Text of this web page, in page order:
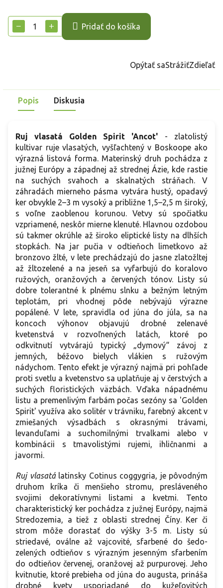
cena:
+
− Pridať do košíka
Opýtať saStrážiťZdieľať
Popis Diskusia
Ruj vlasatá Golden Spirit 'Ancot' - zlatolistý
kultivar ruje vlasatých, vyšľachtený v Boskoope ako
výrazná listová forma. Materinský druh pochádza z
južnej Európy a západnej až strednej Ázie, kde rastie
na suchých svahoch a skalnatých stráňach. V
záhradách mierneho pásma vytvára hustý, opadavý
ker obvykle 2–3 m vysoký a približne 1,5–2,5 m široký,
s voľne zaoblenou korunou. Vetvy sú spočiatku
vzpriamené, neskôr mierne klenuté. Hlavnou ozdobou
sú takmer okrúhle až široko eliptické listy na dlhších
stopkách. Na jar pučia v odtieňoch limetkovo až
bronzovo žlté, v lete prechádzajú do jasne zlatožltej
až žltozelené a na jeseň sa vyfarbujú do koralovo
ružových, oranžových a červených tónov. Listy sú
dobre tolerantné k plnému slnku a bežným letným
teplotám, pri vhodnej pôde nebývajú výrazne
popálené. V lete, spravidla od júna do júla, sa na
koncoch výhonov objavujú drobné zelenavé
kvetenstvá v rozvoľnených latách, ktoré po
odkvitnutí vytvárajú typický „dymový“ závoj z
jemných, béžovo bielych vlákien s ružovým
nádychom. Tento efekt je výrazný najmä pri pohľade
proti svetlu a kvetenstvo sa uplatňuje aj v čerstvých a
suchých floristických väzbách. Vďaka nápadnému
listu a premenlivým farbám počas sezóny sa 'Golden
Spirit' využíva ako solitér v trávniku, farebný akcent v
zmiešaných výsadbách s okrasnými trávami,
levanduľami a suchomilnými trvalkami alebo v
kombinácii s tmavolistými rujemi, ihličnanmi a
javormi.
Ruj vlasatálatinsky Cotinus coggygria, je pôvodným
druhom kríka či menšieho stromu, presláveného
svojimi dekoratívnymi listami a kvetmi. Tento
charakteristický ker pochádza z južnej Európy, najmä
Stredozemia, a tiež z oblasti strednej Číny. Ker či
strom môže dorastať do výšky 3-5 m. Listy sú
striedavé, oválne až vajcovité, sfarbené do šedo-
zelených odtieňov s výrazným jesenným sfarbením
do odtieňov červenej, oranžovej až purpurovej. Jeho
kvitnutie, ktoré prebieha od júna do augusta, prináša
drobné kvety usporiadané do kužeľovitých